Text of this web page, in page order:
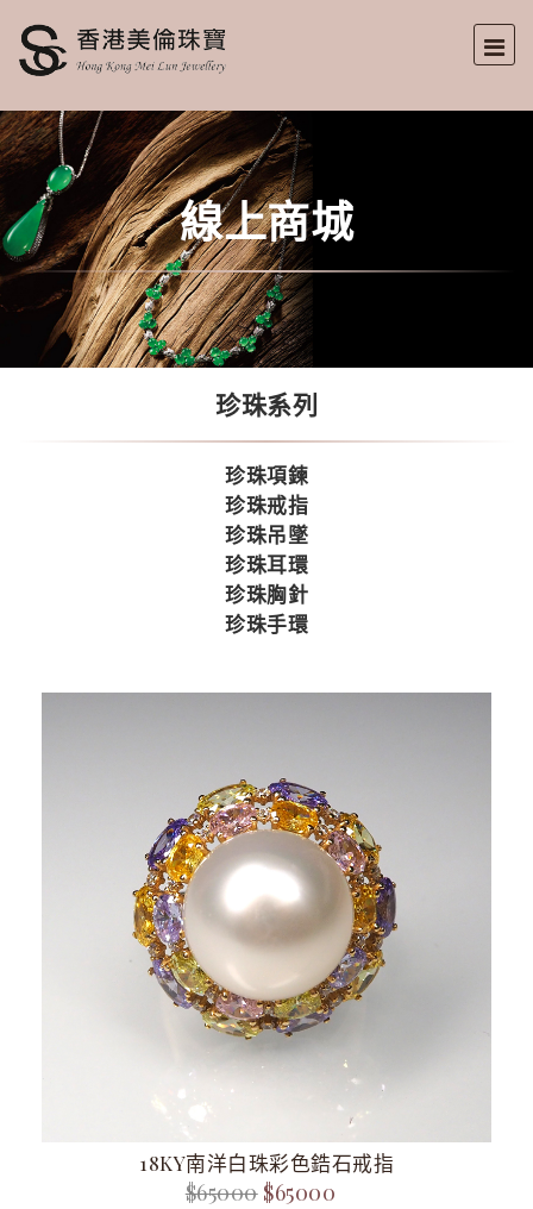
線上商城
珍珠系列
珍珠項鍊
珍珠戒指
珍珠吊墜
珍珠耳環
珍珠胸針
珍珠手環
18KY南洋白珠彩色鋯石戒指
$65000 $65000